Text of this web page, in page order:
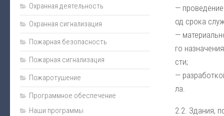
Безопасность бизнеса
Полезная информация
Личная безопасность
Видеонаблюдение
Оповещение и эвакуация
—
од сро­ка
—
го
сти;
—
ла.
2.2. Зда­ния,
Охранная деятельность
Охранная сигнализация
Пожарная безопасность
Пожарная сигнализация
Пожаротушение
Программное обеспечение
Наши программы